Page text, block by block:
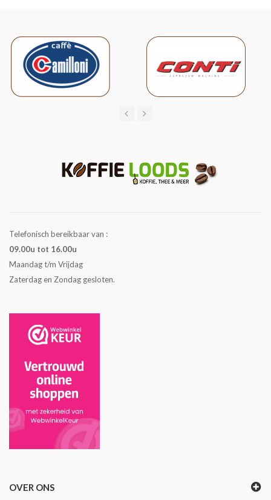
Telefonisch bereikbaar van :
09.00u tot 16.00u
Maandag t/m Vrijdag
Zaterdag en Zondag gesloten.
OVER ONS